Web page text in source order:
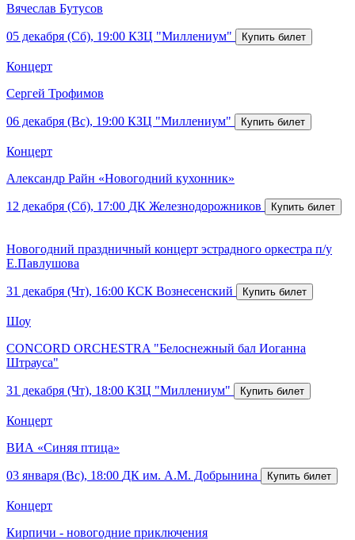
Вячеслав Бутусов
05 декабря (Сб), 19:00 КЗЦ "Миллениум"
Концерт
Сергей Трофимов
06 декабря (Вс), 19:00 КЗЦ "Миллениум"
Концерт
Александр Райн «Новогодний кухонник»
12 декабря (Сб), 17:00 ДК Железнодорожников
Новогодний праздничный концерт эстрадного оркестра п/у
Е.Павлушова
31 декабря (Чт), 16:00 КСК Вознесенский
Шоу
CONCORD ORCHESTRA "Белоснежный бал Иоганна
Штрауса"
31 декабря (Чт), 18:00 КЗЦ "Миллениум"
Концерт
ВИА «Синяя птица»
03 января (Вс), 18:00 ДК им. А.М. Добрынина
Концерт
Кирпичи - новогодние приключения